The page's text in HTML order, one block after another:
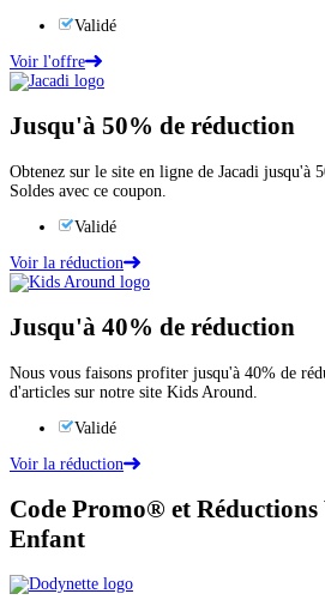
Validé
Voir l'offre
Jusqu'à 50% de réduction
Obtenez sur le site en ligne de Jacadi jusqu'à
Soldes avec ce coupon.
Validé
Voir la réduction
Jusqu'à 40% de réduction
Nous vous faisons profiter jusqu'à 40% de
d'articles sur notre site Kids Around.
Validé
Voir la réduction
Code Promo® et Réductions
Enfant